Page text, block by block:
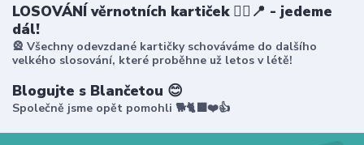
LOSOVÁNÍ věrnotních kartiček 🤸‍♀️📍 - jedeme
dál!
🎡 Všechny odevzdané kartičky schováváme do dalšího
velkého slosování, které proběhne už letos v létě!
Blogujte s Blančetou 😊
Společně jsme opět pomohli 🐕🐈‍⬛❤️👍